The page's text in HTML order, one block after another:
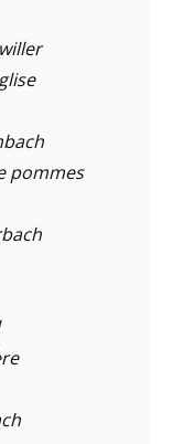
pommes